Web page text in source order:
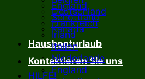
England
Schottland
Kanada
Hausbooturlaub
Kontaktieren Sie uns
HILFE!
Deutschland
Frankreich
Irland
Italien
Niederlande
England